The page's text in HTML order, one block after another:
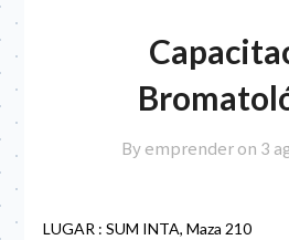
By emprender on 3
LUGAR : SUM INTA, Maza 210